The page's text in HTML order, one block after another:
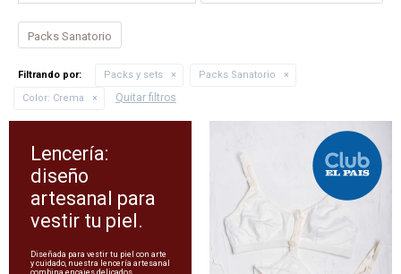
Packs Sanatorio
Filtrando por: Packs y sets
Packs Sanatorio
Color: Crema Quitar filtros
Lencería:
diseño
artesanal para
vestir tu piel.
Diseñada para vestir tu piel con arte
y cuidado, nuestra lencería artesanal
combina encajes delicados,